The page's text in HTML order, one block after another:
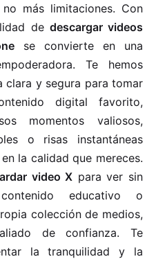
más limitaciones. Con
de descargar videos
se convierte en una
Te hemos
clara y segura para tomar
digital favorito,
momentos valiosos,
o risas instantáneas
la calidad que mereces.
video X para ver sin
educativo o
colección de medios,
de confianza. Te
la tranquilidad y la